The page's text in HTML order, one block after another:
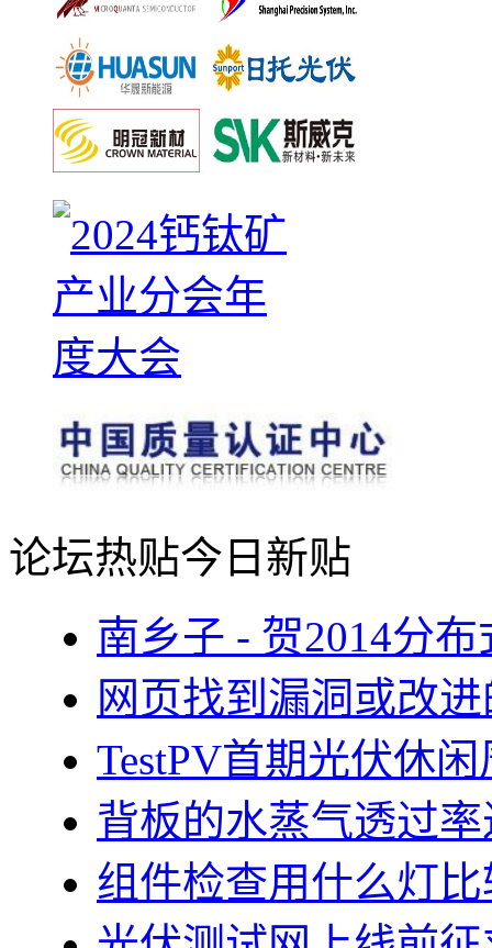
论坛热贴今日新贴
南乡子 - 贺2014分
网页找到漏洞或改
TestPV首期光伏休
背板的水蒸气透过
组件检查用什么灯